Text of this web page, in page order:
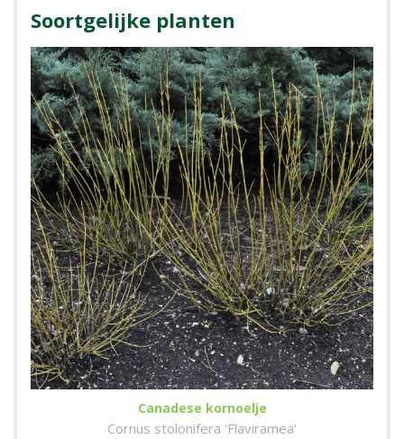
Soortgelijke planten
Canadese kornoelje
Cornus stolonifera 'Flaviramea'